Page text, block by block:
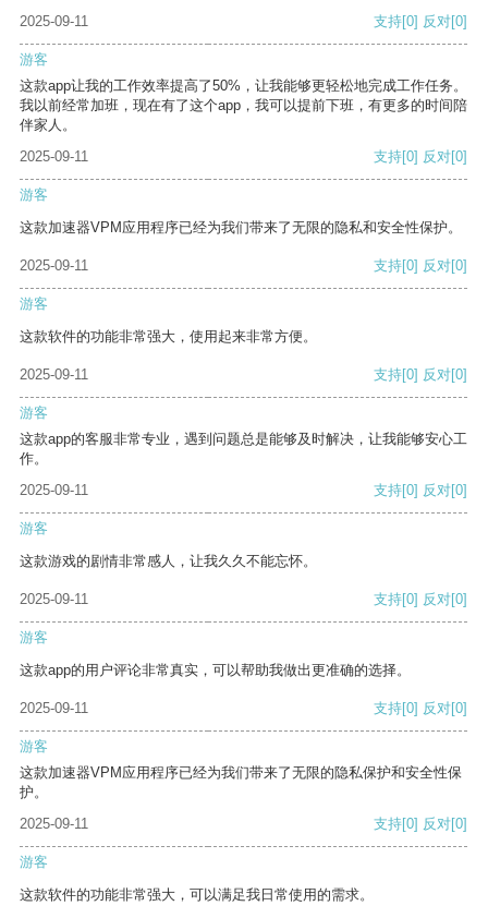
2025-09-11
支持[0] 反对[0]
游客
这款app让我的工作效率提高了50%，让我能够更轻松地完成工作任务。
我以前经常加班，现在有了这个app，我可以提前下班，有更多的时间陪
伴家人。
2025-09-11
支持[0] 反对[0]
游客
这款加速器VPM应用程序已经为我们带来了无限的隐私和安全性保护。
2025-09-11 支持[0] 反对[0]
游客
这款软件的功能非常强大，使用起来非常方便。
2025-09-11 支持[0] 反对[0]
游客
这款app的客服非常专业，遇到问题总是能够及时解决，让我能够安心工
作。
2025-09-11
支持[0] 反对[0]
游客
这款游戏的剧情非常感人，让我久久不能忘怀。
2025-09-11 支持[0] 反对[0]
游客
这款app的用户评论非常真实，可以帮助我做出更准确的选择。
2025-09-11 支持[0] 反对[0]
游客
这款加速器VPM应用程序已经为我们带来了无限的隐私保护和安全性保
护。
2025-09-11
支持[0] 反对[0]
游客
这款软件的功能非常强大，可以满足我日常使用的需求。